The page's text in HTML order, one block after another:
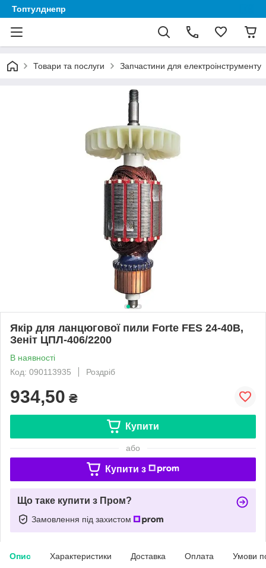
Топтулднепр
Товари та послуги Запчастини для електроінструменту
Якір для ланцюгової пили Forte FES 24-40B,
Зеніт ЦПЛ-406/2200
В наявності
Код: 090113935
Роздріб
934,50 ₴
Купити
або
Купити з
Що таке купити з Пром?
Замовлення під захистом
Опис Характеристики Доставка Оплата Умови